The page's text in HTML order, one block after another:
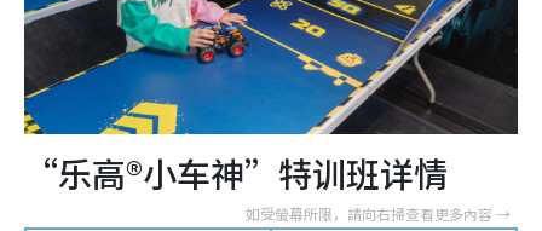
“乐高®小车神”特训班详情